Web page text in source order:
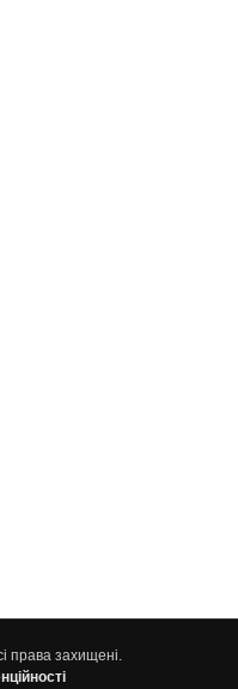
права захищені.